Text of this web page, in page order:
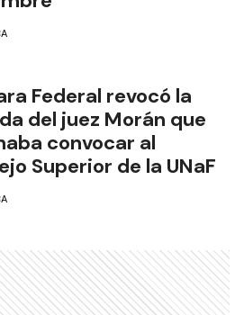
Federal revocó la
del juez Morán que
convocar al
Superior de la UNaF